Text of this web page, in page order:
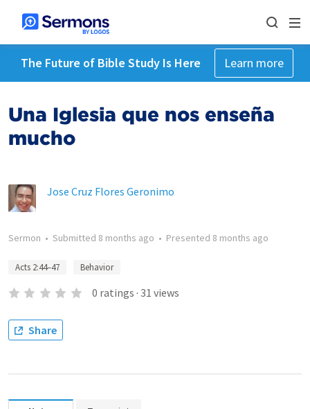
The Future of Bible Study Is Here Learn more
Una Iglesia que nos enseña
mucho
Jose Cruz Flores Geronimo
Sermon • Submitted 8 months ago • Presented 8 months ago
Acts 2:44–47 Behavior
0 ratings · 31 views
Share